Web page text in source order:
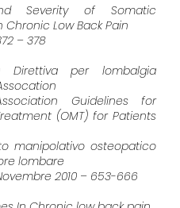
Severity of Somatic
Low Back Pain
– 378
Direttiva per lombalgia
Guidelines for
(OMT) for Patients
manipolativo osteopatico
lombare
2010 – 653-666